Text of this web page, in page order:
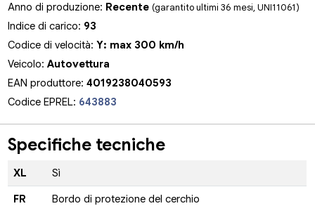
Anno di produzione: Recente(garantito ultimi 36 mesi, UNI11061)
Indice di carico: 93
Codice di velocità:Y: max 300 km/h
Veicolo:Autovettura
EAN produttore:4019238040593
Codice EPREL: 643883
Specifiche tecniche
XL Sì
FR Bordo di protezione del cerchio